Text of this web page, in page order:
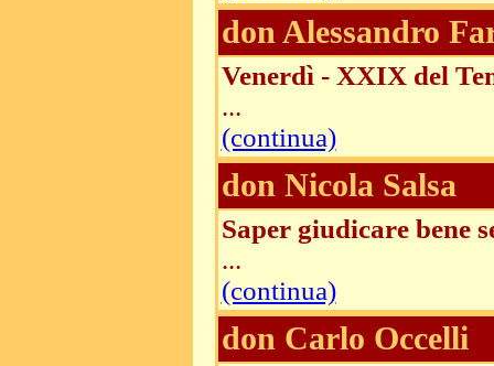
don Alessandro
Venerdì - XXIX del
...
(continua)
don Nicola Salsa
Saper giudicare bene
...
(continua)
don Carlo Occelli